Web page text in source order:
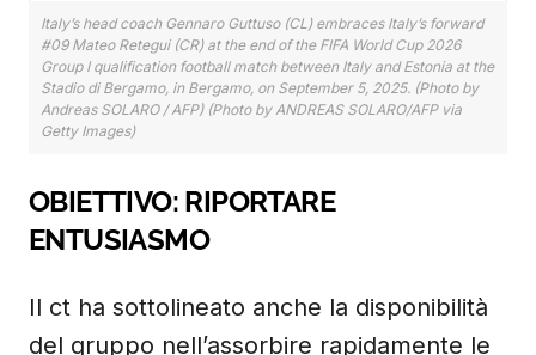
Italy’s head coach Gennaro Guttuso (CL) embraces Italy’s forward
#09 Mateo Retegui (CR) at the end of the FIFA World Cup 2026
Group I qualification football match between Italy and Estonia at the
Stadio di Bergamo, in Bergamo, on September 5, 2025. (Photo by
Andreas SOLARO / AFP) (Photo by ANDREAS SOLARO/AFP via
Getty Images)
OBIETTIVO: RIPORTARE
ENTUSIASMO
Il ct ha sottolineato anche la disponibilità
del gruppo nell’assorbire rapidamente le